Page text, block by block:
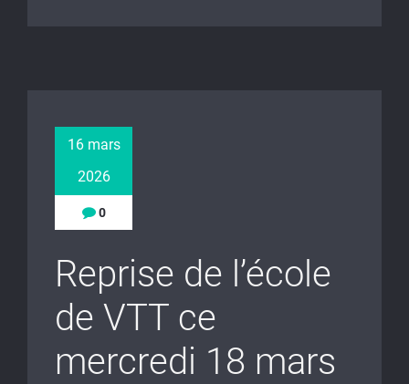
16 mars
2026
0
Reprise de l’école
de VTT ce
mercredi 18 mars